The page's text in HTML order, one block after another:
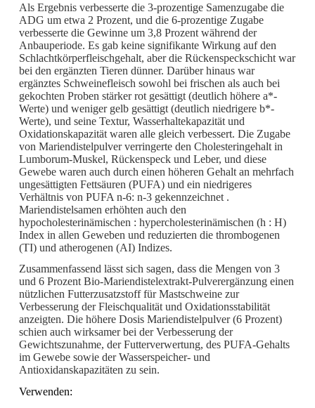
Als Ergebnis verbesserte die 3-prozentige Samenzugabe die
ADG um etwa 2 Prozent, und die 6-prozentige Zugabe
verbesserte die Gewinne um 3,8 Prozent während der
Anbauperiode. Es gab keine signifikante Wirkung auf den
Schlachtkörperfleischgehalt, aber die Rückenspeckschicht war
bei den ergänzten Tieren dünner. Darüber hinaus war
ergänztes Schweinefleisch sowohl bei frischen als auch bei
gekochten Proben stärker rot gesättigt (deutlich höhere a*-
Werte) und weniger gelb gesättigt (deutlich niedrigere b*-
Werte), und seine Textur, Wasserhaltekapazität und
Oxidationskapazität waren alle gleich verbessert. Die Zugabe
von Mariendistelpulver verringerte den Cholesteringehalt in
Lumborum-Muskel, Rückenspeck und Leber, und diese
Gewebe waren auch durch einen höheren Gehalt an mehrfach
ungesättigten Fettsäuren (PUFA) und ein niedrigeres
Verhältnis von PUFA n-6: n-3 gekennzeichnet .
Mariendistelsamen erhöhten auch den
hypocholesterinämischen : hypercholesterinämischen (h : H)
Index in allen Geweben und reduzierten die thrombogenen
(TI) und atherogenen (AI) Indizes.
Zusammenfassend lässt sich sagen, dass die Mengen von 3
und 6 Prozent Bio-Mariendistelextrakt-Pulverergänzung einen
nützlichen Futterzusatzstoff für Mastschweine zur
Verbesserung der Fleischqualität und Oxidationsstabilität
anzeigten. Die höhere Dosis Mariendistelpulver (6 Prozent)
schien auch wirksamer bei der Verbesserung der
Gewichtszunahme, der Futterverwertung, des PUFA-Gehalts
im Gewebe sowie der Wasserspeicher- und
Antioxidanskapazitäten zu sein.
Verwenden: